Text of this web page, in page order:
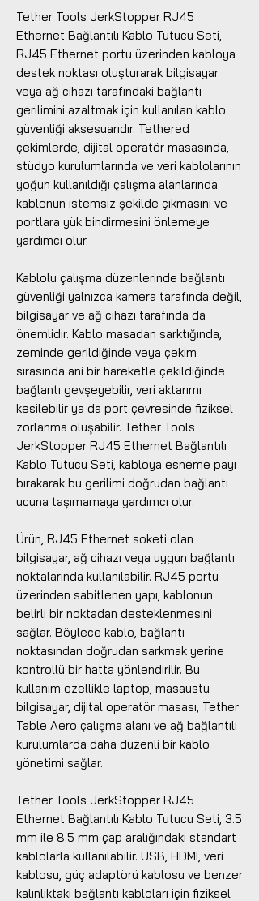
Tether Tools JerkStopper RJ45
Ethernet Bağlantılı Kablo Tutucu Seti,
RJ45 Ethernet portu üzerinden kabloya
destek noktası oluşturarak bilgisayar
veya ağ cihazı tarafındaki bağlantı
gerilimini azaltmak için kullanılan kablo
güvenliği aksesuarıdır. Tethered
çekimlerde, dijital operatör masasında,
stüdyo kurulumlarında ve veri kablolarının
yoğun kullanıldığı çalışma alanlarında
kablonun istemsiz şekilde çıkmasını ve
portlara yük bindirmesini önlemeye
yardımcı olur.
Kablolu çalışma düzenlerinde bağlantı
güvenliği yalnızca kamera tarafında değil,
bilgisayar ve ağ cihazı tarafında da
önemlidir. Kablo masadan sarktığında,
zeminde gerildiğinde veya çekim
sırasında ani bir hareketle çekildiğinde
bağlantı gevşeyebilir, veri aktarımı
kesilebilir ya da port çevresinde fiziksel
zorlanma oluşabilir. Tether Tools
JerkStopper RJ45 Ethernet Bağlantılı
Kablo Tutucu Seti, kabloya esneme payı
bırakarak bu gerilimi doğrudan bağlantı
ucuna taşımamaya yardımcı olur.
Ürün, RJ45 Ethernet soketi olan
bilgisayar, ağ cihazı veya uygun bağlantı
noktalarında kullanılabilir. RJ45 portu
üzerinden sabitlenen yapı, kablonun
belirli bir noktadan desteklenmesini
sağlar. Böylece kablo, bağlantı
noktasından doğrudan sarkmak yerine
kontrollü bir hatta yönlendirilir. Bu
kullanım özellikle laptop, masaüstü
bilgisayar, dijital operatör masası, Tether
Table Aero çalışma alanı ve ağ bağlantılı
kurulumlarda daha düzenli bir kablo
yönetimi sağlar.
Tether Tools JerkStopper RJ45
Ethernet Bağlantılı Kablo Tutucu Seti, 3.5
mm ile 8.5 mm çap aralığındaki standart
kablolarla kullanılabilir. USB, HDMI, veri
kablosu, güç adaptörü kablosu ve benzer
kalınlıktaki bağlantı kabloları için fiziksel